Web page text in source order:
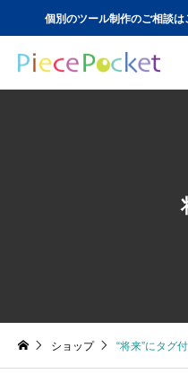
個別のツール制作のご相談
ショップ “将来”にタグ